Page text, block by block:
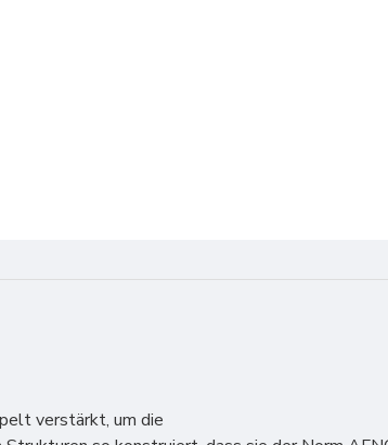
verstärkt, um die